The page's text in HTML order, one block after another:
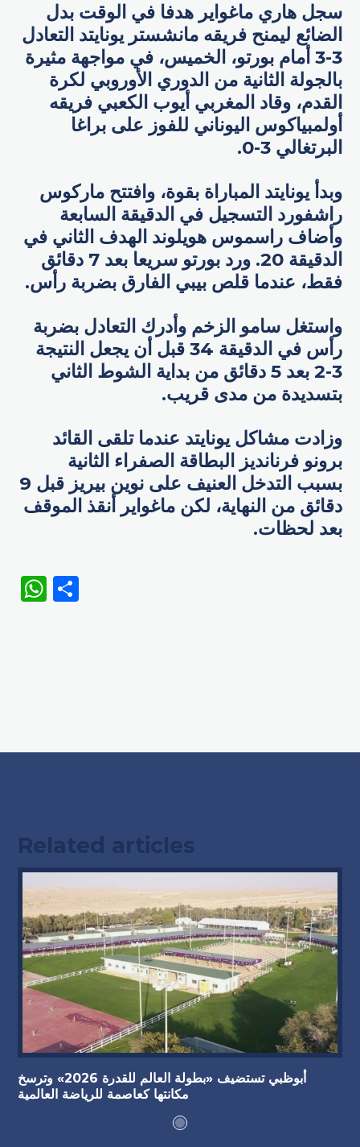
سجل هاري ماغواير هدفا في الوقت بدل
الضائع ليمنح فريقه مانشستر يونايتد التعادل
3-3 أمام بورتو، الخميس، في مواجهة مثيرة
بالجولة الثانية من الدوري الأوروبي لكرة
القدم، وقاد المغربي أيوب الكعبي فريقه
أولمبياكوس اليوناني للفوز على براغا
البرتغالي 3-0.
وبدأ يونايتد المباراة بقوة، وافتتح ماركوس
راشفورد التسجيل في الدقيقة السابعة
وأضاف راسموس هويلوند الهدف الثاني في
الدقيقة 20. ورد بورتو سريعا بعد 7 دقائق
فقط، عندما قلص بيبي الفارق بضربة رأس.
واستغل سامو الزخم وأدرك التعادل بضربة
رأس في الدقيقة 34 قبل أن يجعل النتيجة
3-2 بعد 5 دقائق من بداية الشوط الثاني
بتسديدة من مدى قريب.
وزادت مشاكل يونايتد عندما تلقى القائد
برونو فرنانديز البطاقة الصفراء الثانية
بسبب التدخل العنيف على نوين بيريز قبل 9
دقائق من النهاية، لكن ماغواير أنقذ الموقف
بعد لحظات.
WhatsApp
Related articles
أبوظبي تستضيف «بطولة العالم للقدرة 2026» وترسخ
مكانتها كعاصمة للرياضة العالمية